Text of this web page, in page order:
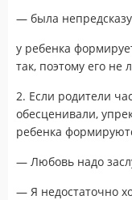
— была
у ребенка
так, поэтому его не
2. Если родители
обесценивали,
ребенка
— Любовь надо
— Я недостаточно